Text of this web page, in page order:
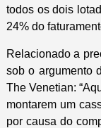
todos os dois
24% do
Relacionado a
sob o argumento
The Venetian:
montarem um
por causa do